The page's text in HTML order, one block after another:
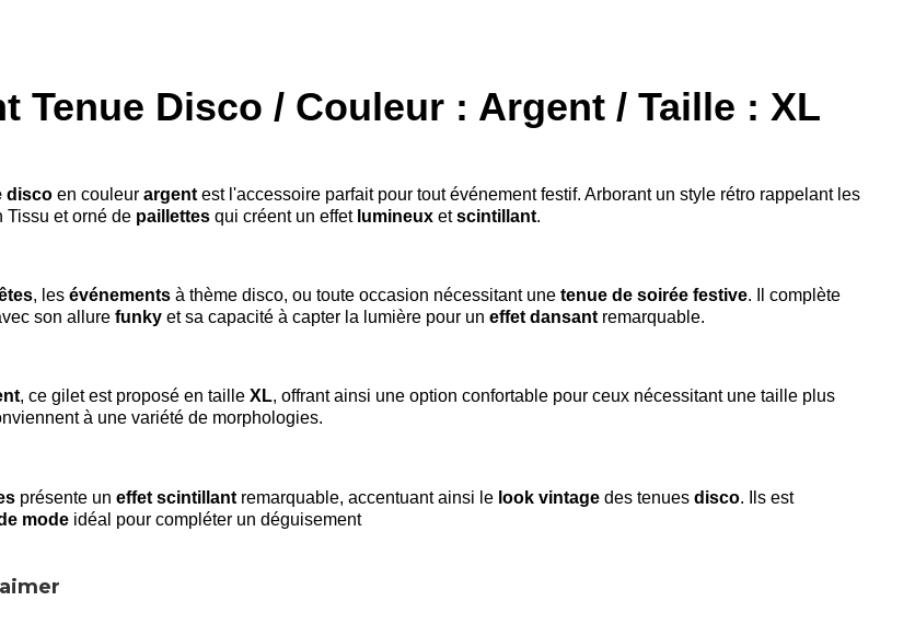
Tenue Disco / Couleur : Argent / Taille : XL
disco en couleurargent est l'accessoire parfait pour tout événement festif. Arborant un style rétro rappelant les
Tissu et orné de paillettes qui créent un effet lumineux etscintillant.
, lesévénements à thème disco, ou toute occasion nécessitant unetenue de soirée festive. Il complète
son allurefunky et sa capacité à capter la lumière pour uneffet dansant remarquable.
, ce gilet est proposé en tailleXL, offrant ainsi une option confortable pour ceux nécessitant une taille plus
à une variété de morphologies.
présente uneffet scintillant remarquable, accentuant ainsi le look vintage des tenuesdisco. Ils est
mode idéal pour compléter un déguisement